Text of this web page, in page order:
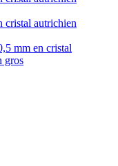
cristal autrichien
mm en cristal
gros